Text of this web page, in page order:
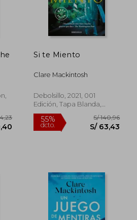
71,61
55%
dcto. S/
Si te Miento
Clare Mackintosh
Debolsillo, 2021, 001
Edición, Tapa Blanda,
Nuevo